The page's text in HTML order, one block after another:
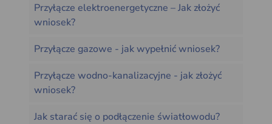
Przyłącze elektroenergetyczne – Jak złożyć
wniosek?
Przyłącze gazowe - jak wypełnić wniosek?
Przyłącze wodno-kanalizacyjne - jak złożyć
wniosek?
Jak starać się o podłączenie światłowodu?